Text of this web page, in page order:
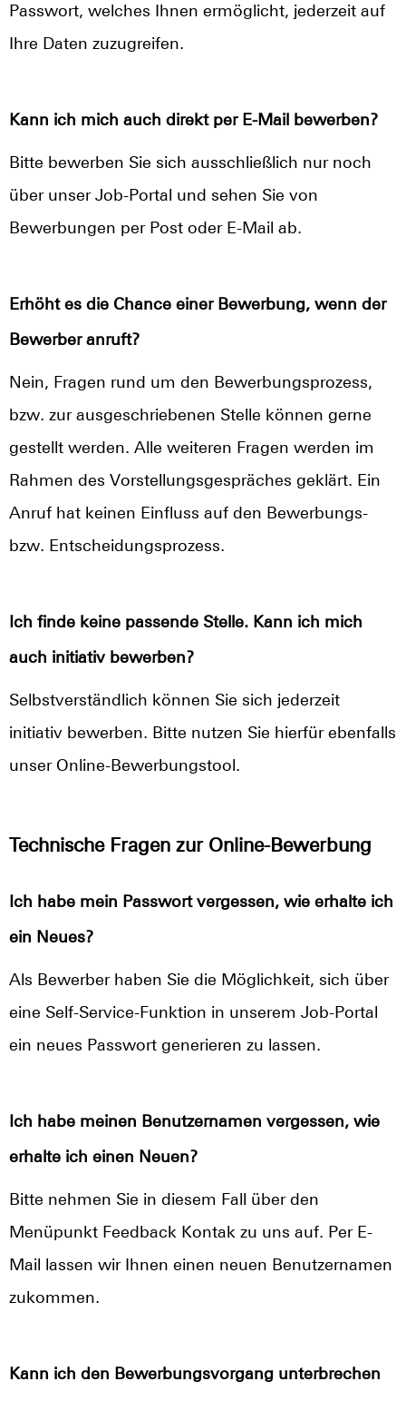
Passwort, welches Ihnen ermöglicht, jederzeit auf
Ihre Daten zuzugreifen.
Kann ich mich auch direkt per E-Mail bewerben?
Bitte bewerben Sie sich ausschließlich nur noch
über unser Job-Portal und sehen Sie von
Bewerbungen per Post oder E-Mail ab.
Erhöht es die Chance einer Bewerbung, wenn der
Bewerber anruft?
Nein, Fragen rund um den Bewerbungsprozess,
bzw. zur ausgeschriebenen Stelle können gerne
gestellt werden. Alle weiteren Fragen werden im
Rahmen des Vorstellungsgespräches geklärt. Ein
Anruf hat keinen Einfluss auf den Bewerbungs-
bzw. Entscheidungsprozess.
Ich finde keine passende Stelle. Kann ich mich
auch initiativ bewerben?
Selbstverständlich können Sie sich jederzeit
initiativ bewerben. Bitte nutzen Sie hierfür ebenfalls
unser Online-Bewerbungstool.
Technische Fragen zur Online-Bewerbung
Ich habe mein Passwort vergessen, wie erhalte ich
ein Neues?
Als Bewerber haben Sie die Möglichkeit, sich über
eine Self-Service-Funktion in unserem Job-Portal
ein neues Passwort generieren zu lassen.
Ich habe meinen Benutzernamen vergessen, wie
erhalte ich einen Neuen?
Bitte nehmen Sie in diesem Fall über den
Menüpunkt Feedback Kontak zu uns auf. Per E-
Mail lassen wir Ihnen einen neuen Benutzernamen
zukommen.
Kann ich den Bewerbungsvorgang unterbrechen